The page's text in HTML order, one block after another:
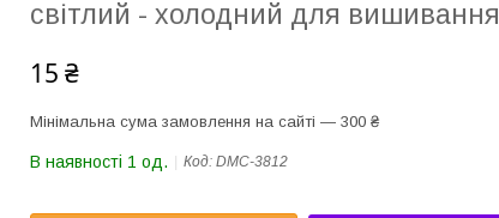
світлий - холодний для вишивання
15 ₴
Мінімальна сума замовлення на сайті — 300 ₴
В наявності 1 од. Код: DMC-3812